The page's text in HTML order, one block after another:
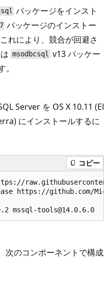
パッケージをインスト
パッケージのインストー
れにより、競合が回避さ
msodbcsql v13 パッケー
Server を OS X 10.11 (El
にインストールするに
コピー
https://github.com/
次のコンポーネントで構成